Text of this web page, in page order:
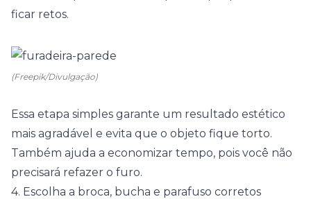
ficar retos.
(Freepik/Divulgação)
Essa etapa simples garante um resultado estético
mais agradável e evita que o objeto fique torto.
Também ajuda a economizar tempo, pois você não
precisará refazer o furo.
4. Escolha a broca, bucha e parafuso corretos